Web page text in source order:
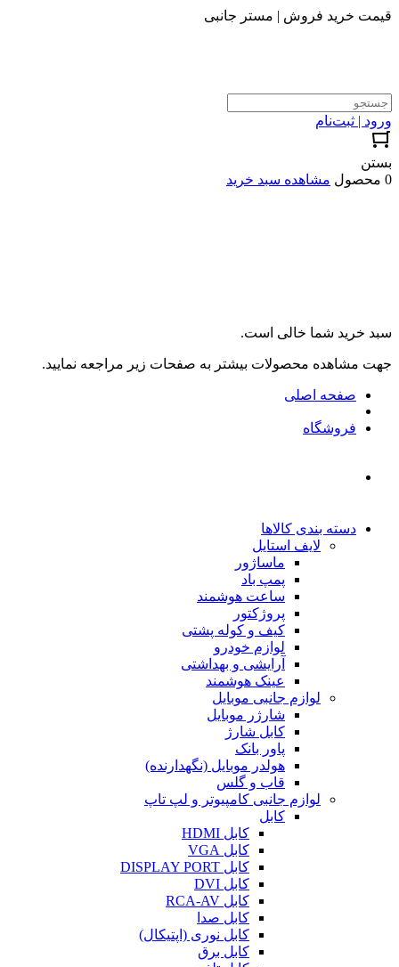
قیمت خرید فروش | مستر جانبی
ورود | ثبت‌نام
بستن
0 محصول
مشاهده سبد خرید
سبد خرید شما خالی است.
جهت مشاهده محصولات بیشتر به صفحات زیر مراجعه نمایید.
صفحه اصلی
فروشگاه
دسته بندی کالاها
لایف استایل
ماساژور
پمپ باد
ساعت هوشمند
پروژکتور
کیف و کوله پشتی
لوازم خودرو
آرایشی و بهداشتی
عینک هوشمند
لوازم جانبی موبایل
شارژر موبایل
کابل شارژ
پاور بانک
هولدر موبایل (نگهدارنده)
قاب و گلس
لوازم جانبی کامپیوتر و لپ تاپ
کابل
کابل HDMI
کابل VGA
کابل DISPLAY PORT
کابل DVI
کابل RCA-AV
کابل صدا
کابل نوری (اپتیکال)
کابل برق